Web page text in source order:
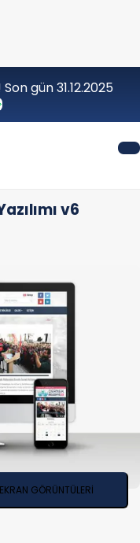
gün 31.12.2025
v6
EKRAN GÖRÜNTÜLERİ